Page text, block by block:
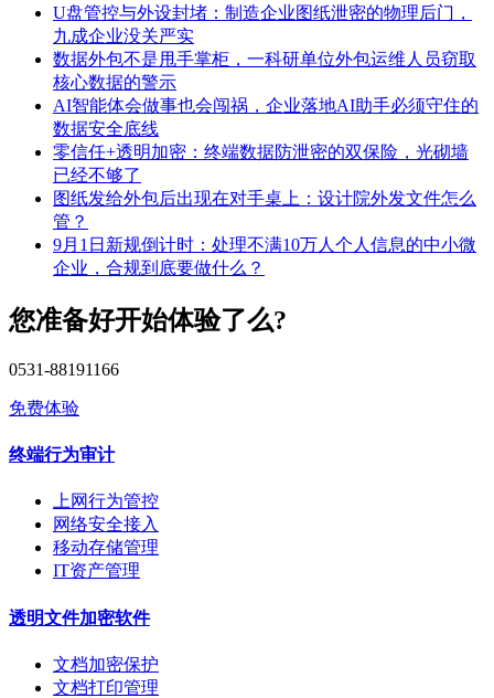
U盘管控与外设封堵：制造企业图纸泄密的物理后门，
九成企业没关严实
数据外包不是甩手掌柜，一科研单位外包运维人员窃取
核心数据的警示
AI智能体会做事也会闯祸，企业落地AI助手必须守住的
数据安全底线
零信任+透明加密：终端数据防泄密的双保险，光砌墙
已经不够了
图纸发给外包后出现在对手桌上：设计院外发文件怎么
管？
9月1日新规倒计时：处理不满10万人个人信息的中小微
企业，合规到底要做什么？
您准备好开始体验了么?
0531-88191166
免费体验
终端行为审计
上网行为管控
网络安全接入
移动存储管理
IT资产管理
透明文件加密软件
文档加密保护
文档打印管理